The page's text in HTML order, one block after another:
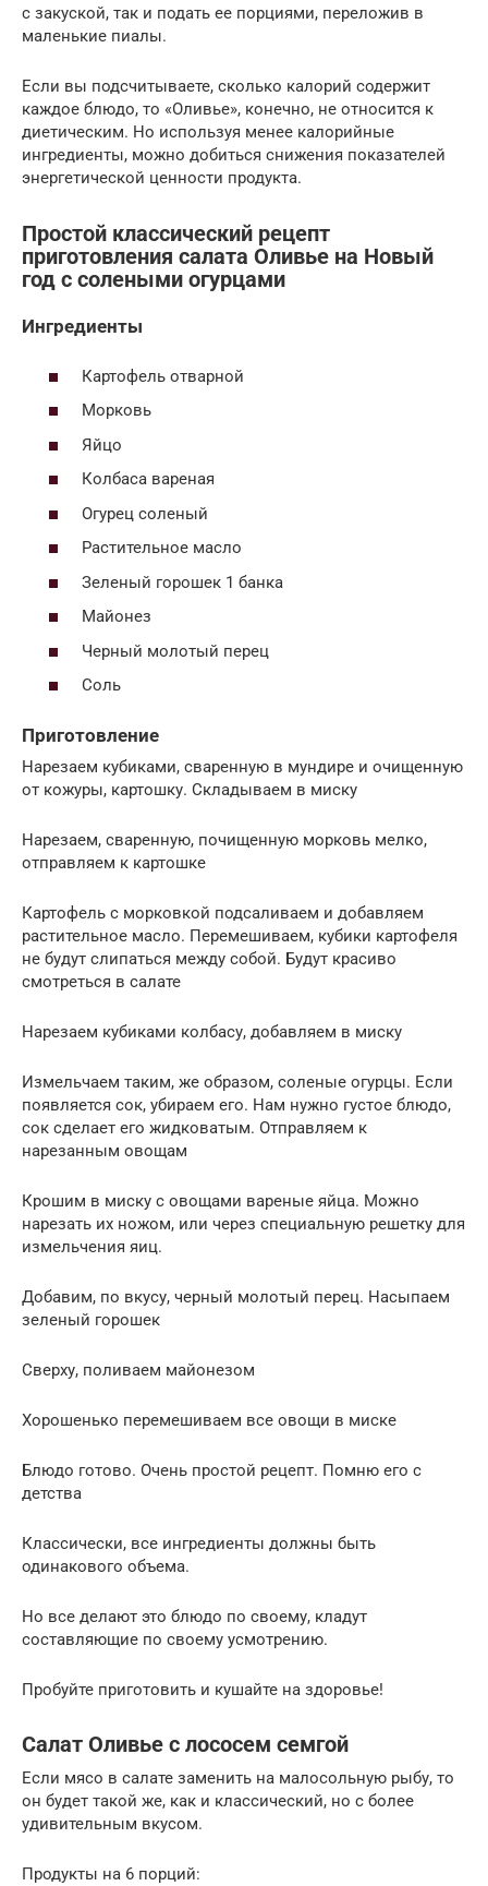
с закуской, так и подать ее порциями, переложив в
маленькие пиалы.
Если вы подсчитываете, сколько калорий содержит
каждое блюдо, то «Оливье», конечно, не относится к
диетическим. Но используя менее калорийные
ингредиенты, можно добиться снижения показателей
энергетической ценности продукта.
Простой классический рецепт
приготовления салата Оливье на Новый
год с солеными огурцами
Ингредиенты
Картофель отварной
Морковь
Яйцо
Колбаса вареная
Огурец соленый
Растительное масло
Зеленый горошек 1 банка
Майонез
Черный молотый перец
Соль
Приготовление
Нарезаем кубиками, сваренную в мундире и очищенную
от кожуры, картошку. Складываем в миску
Нарезаем, сваренную, почищенную морковь мелко,
отправляем к картошке
Картофель с морковкой подсаливаем и добавляем
растительное масло. Перемешиваем, кубики картофеля
не будут слипаться между собой. Будут красиво
смотреться в салате
Нарезаем кубиками колбасу, добавляем в миску
Измельчаем таким, же образом, соленые огурцы. Если
появляется сок, убираем его. Нам нужно густое блюдо,
сок сделает его жидковатым. Отправляем к
нарезанным овощам
Крошим в миску с овощами вареные яйца. Можно
нарезать их ножом, или через специальную решетку для
измельчения яиц.
Добавим, по вкусу, черный молотый перец. Насыпаем
зеленый горошек
Сверху, поливаем майонезом
Хорошенько перемешиваем все овощи в миске
Блюдо готово. Очень простой рецепт. Помню его с
детства
Классически, все ингредиенты должны быть
одинакового объема.
Но все делают это блюдо по своему, кладут
составляющие по своему усмотрению.
Пробуйте приготовить и кушайте на здоровье!
Салат Оливье с лососем семгой
Если мясо в салате заменить на малосольную рыбу, то
он будет такой же, как и классический, но с более
удивительным вкусом.
Продукты на 6 порций: